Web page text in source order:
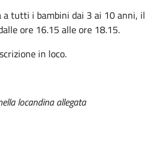
a tutti i bambini dai 3 ai 10 anni, il
ore 16.15 alle ore 18.15.
in loco.
locandina allegata